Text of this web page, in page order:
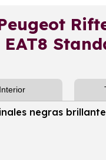
EAT8
Interior
negras